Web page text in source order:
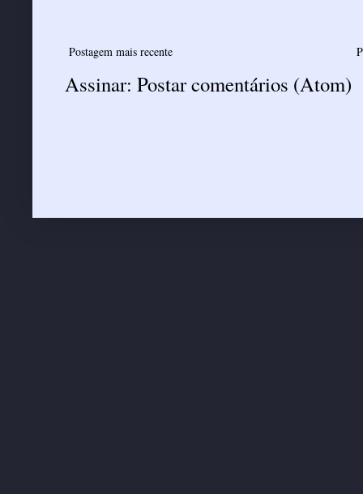
Postagem mais recente
Assinar: Postar comentários (Atom)